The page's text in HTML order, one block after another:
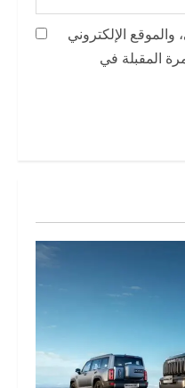
الإلكتروني
المقبلة في